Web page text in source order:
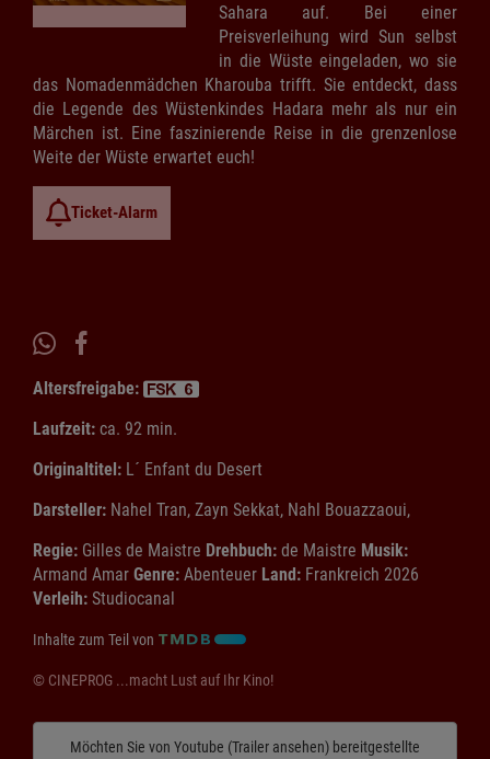
Sahara auf. Bei einer
Preisverleihung wird Sun selbst
in die Wüste eingeladen, wo sie
das Nomadenmädchen Kharouba trifft. Sie entdeckt, dass
die Legende des Wüstenkindes Hadara mehr als nur ein
Märchen ist. Eine faszinierende Reise in die grenzenlose
Weite der Wüste erwartet euch!
Ticket-Alarm
Altersfreigabe:
Laufzeit: ca. 92 min.
Originaltitel: L´ Enfant du Desert
Darsteller: Nahel Tran, Zayn Sekkat, Nahl Bouazzaoui,
Regie: Gilles de Maistre Drehbuch: de Maistre Musik:
Armand Amar Genre: Abenteuer Land: Frankreich 2026
Verleih: Studiocanal
Inhalte zum Teil von
© CINEPROG ...macht Lust auf Ihr Kino!
Möchten Sie von Youtube (Trailer ansehen) bereitgestellte